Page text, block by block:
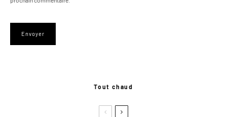
Tout chaud